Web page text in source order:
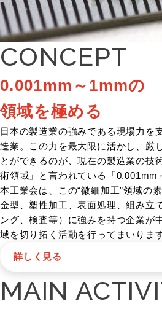
CONCEPT
0.001mm～1mmの
領域を極める
日本の製造業の強みである現場力を
造業。この力を最大限に活かし、厳
とができるのが、現在の製造業の技
術領域」と言われている「0.001mm
本工業会は、この“微細加工”領域の
金型、塑性加工、表面処理、組み立
ング、検査等）に強みを持つ企業が
域を切り拓く活動を行ってまいります
詳しく見る
MAIN